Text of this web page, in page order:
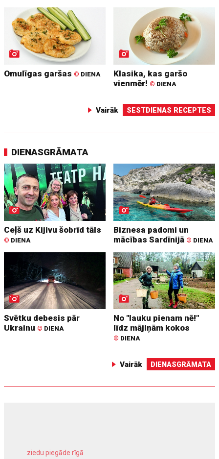
Omulīgas garšas © DIENA
Klasika, kas garšo
vienmēr! © DIENA
Vairāk SESTDIENAS RECEPTES
DIENASGRĀMATA
Ceļš uz Kijivu šobrīd tāls
© DIENA
Biznesa padomi un
mācības Sardīnijā © DIENA
Svētku debesis pār
Ukrainu © DIENA
No "lauku pienam nē!"
līdz mājiņām kokos
© DIENA
Vairāk DIENASGRĀMATA
ziedu piegāde rīgā